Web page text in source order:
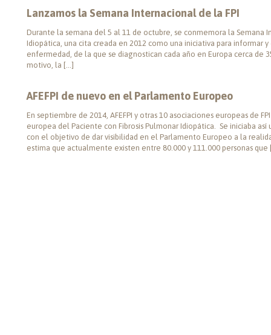
Lanzamos la Semana Internacional de la FPI
Durante la semana del 5 al 11 de octubre, se conmemora la Semana
Idiopática, una cita creada en 2012 como una iniciativa para informar
enfermedad, de la que se diagnostican cada año en Europa cerca de
motivo, la […]
AFEFPI de nuevo en el Parlamento Europeo
En septiembre de 2014, AFEFPI y otras 10 asociaciones europeas de
europea del Paciente con Fibrosis Pulmonar Idiopática. Se iniciaba
con el objetivo de dar visibilidad en el Parlamento Europeo a la
estima que actualmente existen entre 80.000 y 111.000 personas que